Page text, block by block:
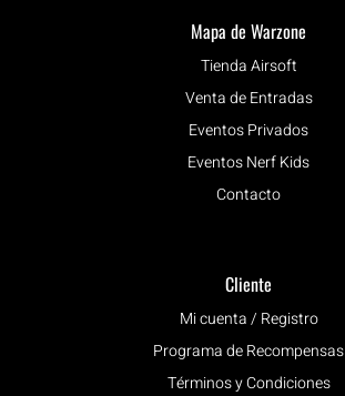
Mapa de Warzone
Tienda Airsoft
Venta de Entradas
Eventos Privados
Eventos Nerf Kids
Contacto
Cliente
Mi cuenta / Registro
Programa de Recompensas
Términos y Condiciones